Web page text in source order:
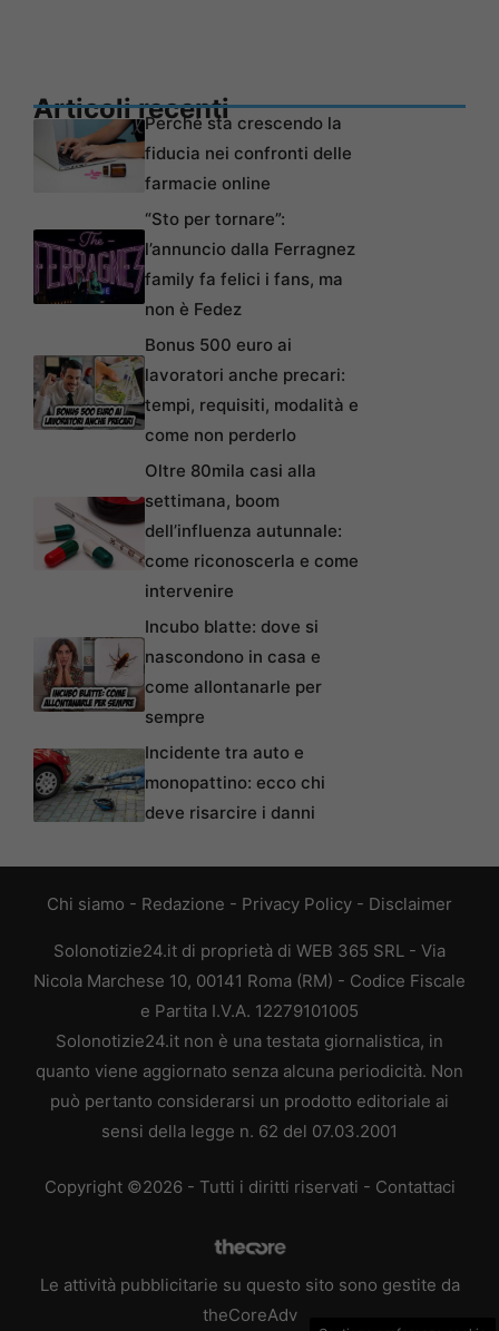
Articoli recentiPerché sta crescendo la
fiducia nei confronti delle
farmacie online
“Sto per tornare”:
l’annuncio dalla Ferragnez
family fa felici i fans, ma
non è Fedez
Bonus 500 euro ai
lavoratori anche precari:
tempi, requisiti, modalità e
come non perderlo
Oltre 80mila casi alla
settimana, boom
dell’influenza autunnale:
come riconoscerla e come
intervenire
Incubo blatte: dove si
nascondono in casa e
come allontanarle per
sempre
Incidente tra auto e
monopattino: ecco chi
deve risarcire i danni
Chi siamo - Redazione - Privacy Policy - Disclaimer
Solonotizie24.it di proprietà di WEB 365 SRL - Via
Nicola Marchese 10, 00141 Roma (RM) - Codice Fiscale
e Partita I.V.A. 12279101005
Solonotizie24.it non è una testata giornalistica, in
quanto viene aggiornato senza alcuna periodicità. Non
può pertanto considerarsi un prodotto editoriale ai
sensi della legge n. 62 del 07.03.2001
Copyright ©2026 - Tutti i diritti riservati - Contattaci
Le attività pubblicitarie su questo sito sono gestite da
theCoreAdv